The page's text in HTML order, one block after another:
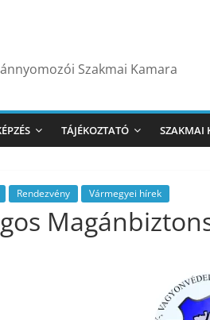
Szakmai Kamara
TÁJÉKOZTATÓ SZAKMAI
Rendezvény Vármegyei hírek